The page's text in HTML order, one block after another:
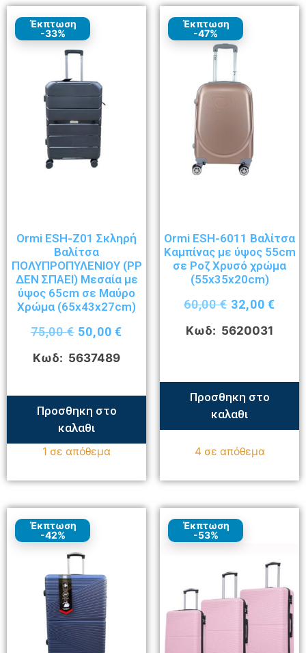
Έκπτωση
-33%
Ormi ESH-Z01 Σκληρή
Βαλίτσα
ΠΟΛΥΠΡΟΠΥΛΕΝΙΟΥ (ΡΡ
ΔΕΝ ΣΠΑΕΙ) Μεσαία με
ύψος 65cm σε Μαύρο
Χρώμα (65x43x27cm)
75,00€ 50,00€
Κωδ: 5637489
Προσθηκη στο
καλαθι
1 σε απόθεμα
Έκπτωση
-47%
Ormi ESH-6011 Βαλίτσα
Καμπίνας με ύψος 55cm
σε Ροζ Χρυσό χρώμα
(55x35x20cm)
60,00€ 32,00€
Κωδ: 5620031
Προσθηκη στο
καλαθι
4 σε απόθεμα
Έκπτωση
-42%
Έκπτωση
-53%